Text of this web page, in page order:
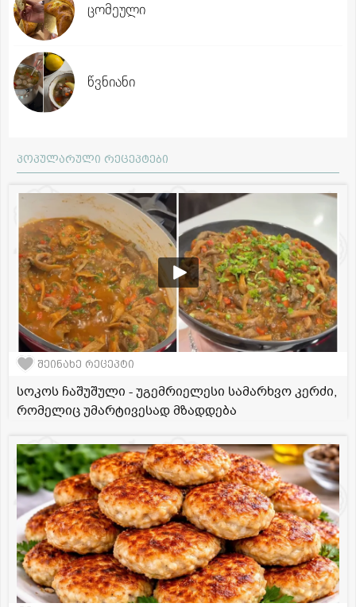
ცომეული
წვნიანი
პოპულარული რეცეპტები
შეინახე რეცეპტი
სოკოს ჩაშუშული - უგემრიელესი სამარხვო კერძი,
რომელიც უმარტივესად მზადდება